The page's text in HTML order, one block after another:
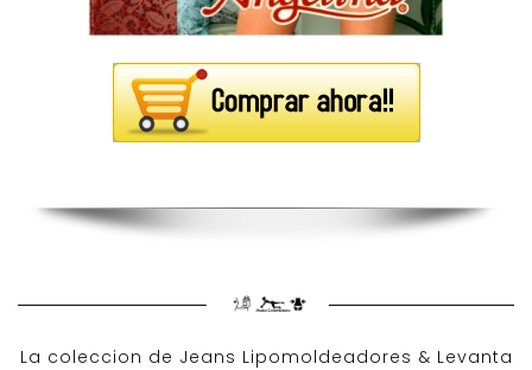
La coleccion de Jeans Lipomoldeadores & Levanta